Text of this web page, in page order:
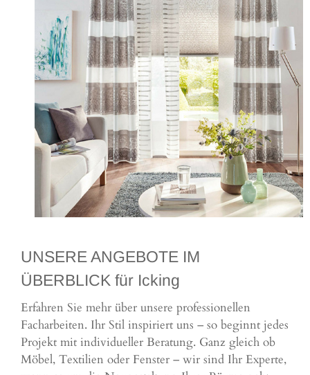
UNSERE ANGEBOTE IM
ÜBERBLICK für Icking
Erfahren Sie mehr über unsere professionellen
Facharbeiten. Ihr Stil inspiriert uns – so beginnt jedes
Projekt mit individueller Beratung. Ganz gleich ob
Möbel, Textilien oder Fenster – wir sind Ihr Experte,